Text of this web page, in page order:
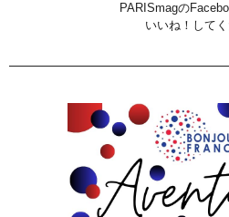
PARISmagの
いいね！して